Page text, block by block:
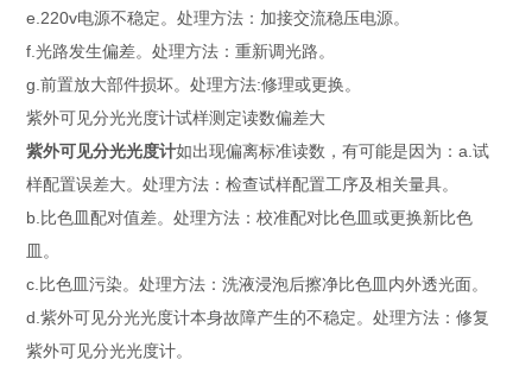
e.220v电源不稳定。处理方法：加接交流稳压电源。
f.光路发生偏差。处理方法：重新调光路。
g.前置放大部件损坏。处理方法:修理或更换。
紫外可见分光光度计试样测定读数偏差大
紫外可见分光光度计如出现偏离标准读数，有可能是因为：a.试
样配置误差大。处理方法：检查试样配置工序及相关量具。
b.比色皿配对值差。处理方法：校准配对比色皿或更换新比色
皿。
c.比色皿污染。处理方法：洗液浸泡后擦净比色皿内外透光面。
d.紫外可见分光光度计本身故障产生的不稳定。处理方法：修复
紫外可见分光光度计。